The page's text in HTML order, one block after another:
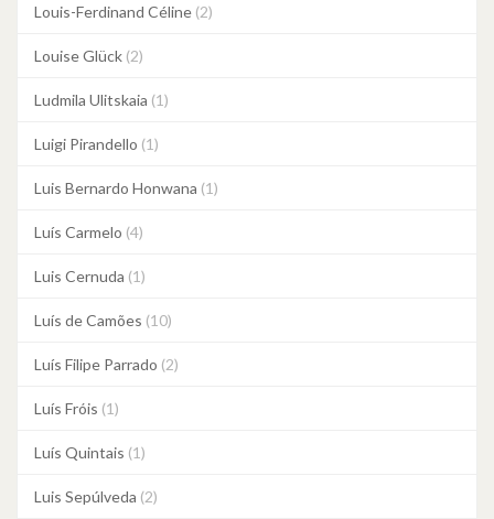
Louis-Ferdinand Céline (2)
Louise Glück (2)
Ludmila Ulitskaia (1)
Luigi Pirandello (1)
Luis Bernardo Honwana (1)
Luís Carmelo (4)
Luis Cernuda (1)
Luís de Camões (10)
Luís Filipe Parrado (2)
Luís Fróis (1)
Luís Quintais (1)
Luis Sepúlveda (2)